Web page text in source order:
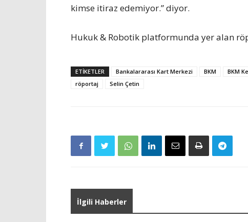
kimse itiraz edemiyor.” diyor.
Hukuk & Robotik platformunda yer alan
ETIKETLER Bankalararası Kart Merkezi BKM BKM
röportaj
Selin Çetin
İlgili Haberler